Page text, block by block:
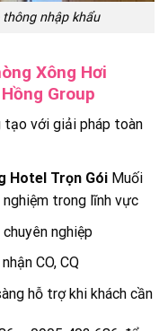
nhập khẩu
Xông Hơi
Group
tạo với giải pháp toàn
Hotel Trọn Gói Muối
nghiệm trong lĩnh vực
nghiệp
CO, CQ
hỗ trợ khi khách cần